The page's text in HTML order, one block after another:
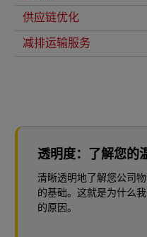
供应链优化
减排运输服务
透明度：了解您的
清晰透明地了解您公司
的基础。这就是为什么
的原因。